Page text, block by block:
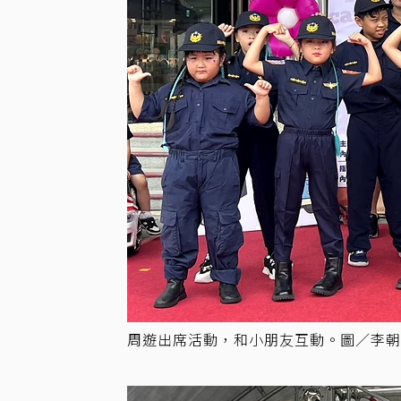
周遊出席活動，和小朋友互動。圖／李